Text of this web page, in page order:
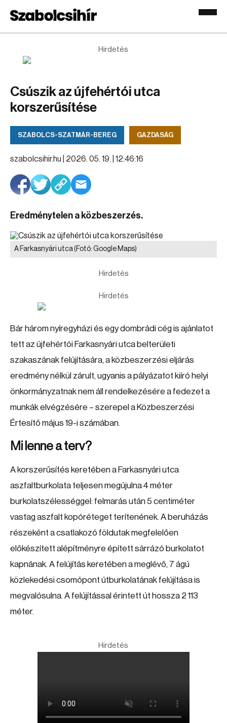
Hirdetés
Csúszik az újfehértói utca
korszerűsítése
SZABOLCS-SZATMÁR-BEREG GAZDASÁG
szabolcsihir.hu | 2026. 05. 19. | 12:46:16
Eredménytelen a közbeszerzés.
A Farkasnyári utca(Fotó: Google Maps)
Hirdetés
Hirdetés
Bár három nyíregyházi és egy dombrádi cég is ajánlatot
tett az újfehértói Farkasnyári utca belterületi
szakaszának felújítására, a közbeszerzési eljárás
eredmény nélkül zárult, ugyanis a pályázatot kiíró helyi
önkormányzatnak nem áll rendelkezésére a fedezet a
munkák elvégzésére – szerepel a Közbeszerzési
Értesítő május 19-i számában.
Mi lenne a terv?
A korszerűsítés keretében a Farkasnyári utca
aszfaltburkolata teljesen megújulna 4 méter
burkolatszélességgel: felmarás után 5 centiméter
vastag aszfalt kopóréteget terítenének. A beruházás
részeként a csatlakozó földutak megfelelően
előkészített alépítményre épített sárrázó burkolatot
kapnának. A felújítás keretében a meglévő, 7 ágú
közlekedési csomópont útburkolatának felújítása is
megvalósulna. A felújítással érintett út hossza 2 113
méter.
Hirdetés